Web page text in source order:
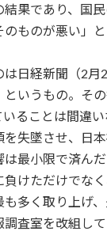
果であり、国
ものが悪い」
日経新聞（2月
いうもの。そ
ることは間違い
失墜させ、日
最小限で済ん
けただけでな
多く取り上げ
査室を改組し